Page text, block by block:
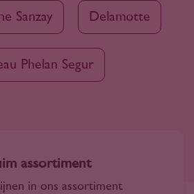
Sanzay Delamotte
Phelan Segur
assortiment
in ons assortiment